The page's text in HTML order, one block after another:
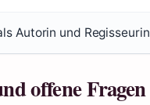
Autorin und
offene Fragen